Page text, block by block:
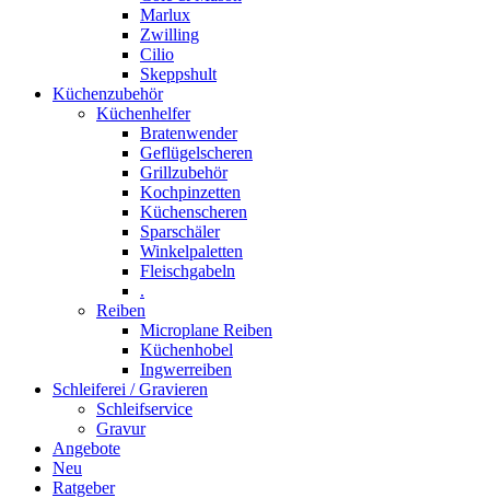
Marlux
Zwilling
Cilio
Skeppshult
Küchenzubehör
Küchenhelfer
Bratenwender
Geflügelscheren
Grillzubehör
Kochpinzetten
Küchenscheren
Sparschäler
Winkelpaletten
Fleischgabeln
.
Reiben
Microplane Reiben
Küchenhobel
Ingwerreiben
Schleiferei / Gravieren
Schleifservice
Gravur
Angebote
Neu
Ratgeber